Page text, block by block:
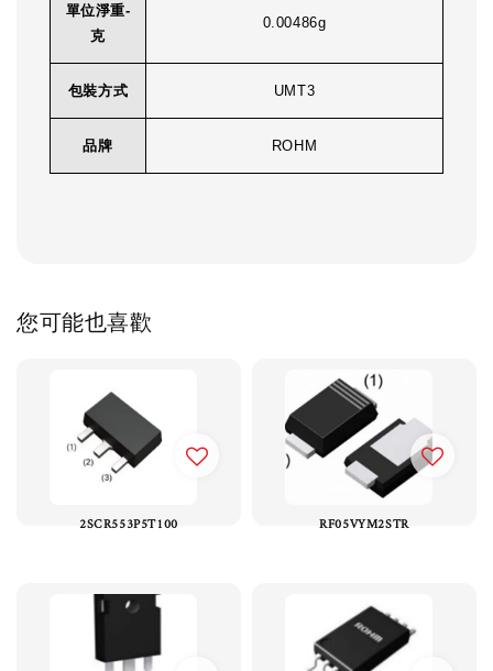
單位淨重-
克
0.00486g
包裝方式 UMT3
品牌 ROHM
您可能也喜歡
2SCR553P5T100 RF05VYM2STR